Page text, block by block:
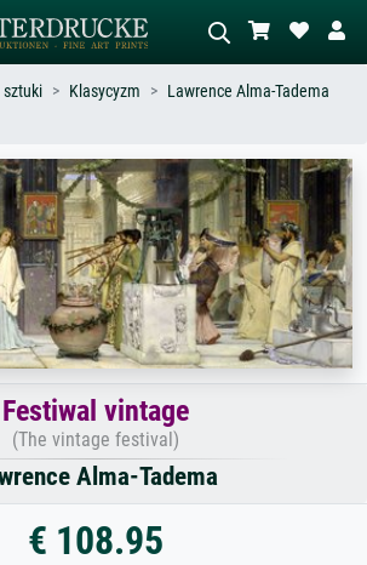
stylu – np.
noc,
akt.
Opisz scenę – np. zielona łąka,
abstrakcja z czerwienią, ciemny olej,
stojący akt obok drzewa.
sztuki Klasycyzm
Lawrence Alma-Tadema
Festiwal vintage
(The vintage festival)
Alma-Tadema
€ 108.95